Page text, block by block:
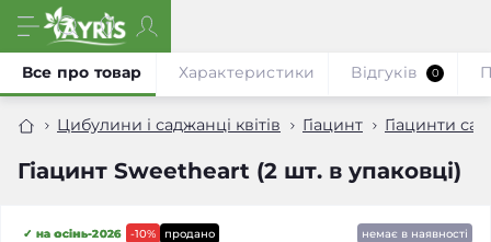
Цибулини і саджанці квітів Гіацинт Гіацинти
Гіацинт Sweetheart (2 шт. в упаковці)
Все про товар Характеристики Відгуків 0
-10%
✓ на осінь-2026 продано немає в наявності